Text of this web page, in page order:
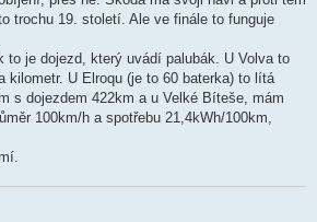
trochu 19. století. Ale ve finále to funguje
to je dojezd, který uvádí palubák. U Volva to
kilometr. U Elroqu (je to 60 baterka) to lítá
s dojezdem 422km a u Velké Bíteše, mám
100km/h a spotřebu 21,4kWh/100km,